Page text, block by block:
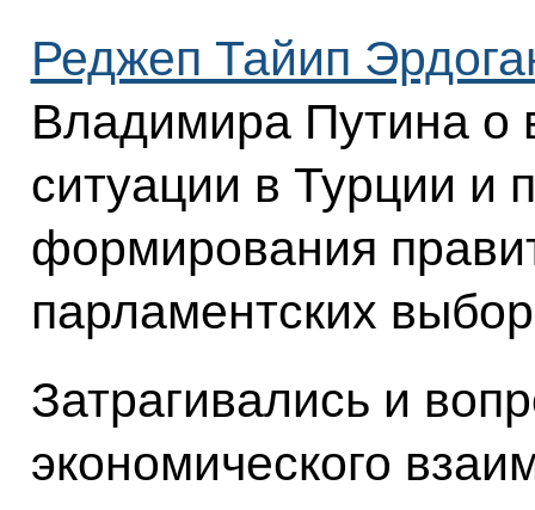
Реджеп Тайип
Владимира Путина о
ситуации в Турции и
формирования
парламентских
Затрагивались и
экономического